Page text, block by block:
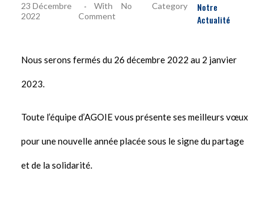
23 Décembre
2022
With
No
Comment
Notre
Actualité
Nous serons fermés du 26 décembre 2022 au 2 janvier
2023.
Toute l’équipe d’AGOIE vous présente ses meilleurs vœux
pour une nouvelle année placée sous le signe du partage
et de la solidarité.